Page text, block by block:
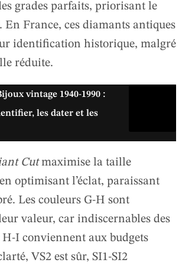
grades parfaits, priorisant le
En France, ces diamants antiques
identification historique, malgré
réduite.
vintage 1940-1990 :
les dater et les
Cutmaximise la taille
optimisant l’éclat, paraissant
Les couleurs G-H sont
valeur, car indiscernables des
I conviennent aux budgets
VS2 est sûr, SI1-SI2